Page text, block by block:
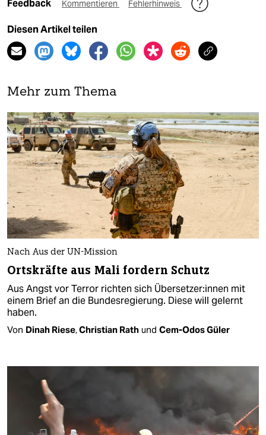
Feedback Kommentieren Fehlerhinweis
Diesen Artikel teilen
Mehr zum Thema
Nach Aus der UN-Mission
Ortskräfte aus Mali fordern Schutz
Aus Angst vor Terror richten sich Über­set­ze­r:in­nen mit
einem Brief an die Bundesregierung. Diese will gelernt
haben.
Von Dinah Riese,Christian Rath und Cem-Odos Güler